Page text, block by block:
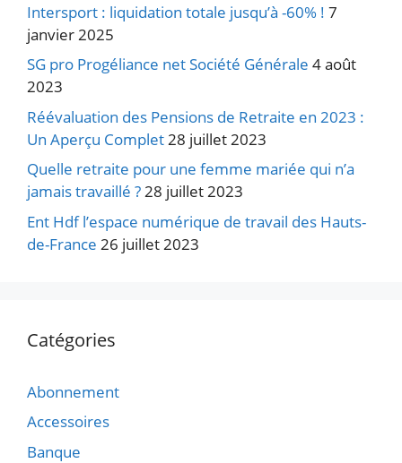
Intersport : liquidation totale jusqu’à -60% ! 7
janvier 2025
SG pro Progéliance net Société Générale 4 août
2023
Réévaluation des Pensions de Retraite en 2023 :
Un Aperçu Complet28 juillet 2023
Quelle retraite pour une femme mariée qui n’a
jamais travaillé ?28 juillet 2023
Ent Hdf l’espace numérique de travail des Hauts-
de-France 26 juillet 2023
Catégories
Abonnement
Accessoires
Banque